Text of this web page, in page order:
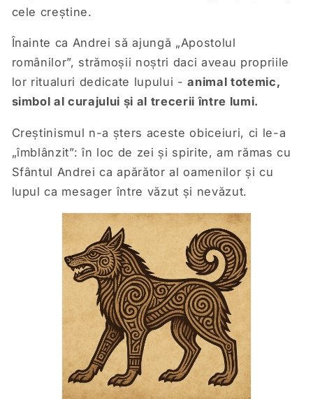
cele creștine.
Înainte ca Andrei să ajungă „Apostolul
românilor”, strămoșii noștri daci aveau propriile
lor ritualuri dedicate lupului -animal totemic,
simbol al curajului și al trecerii între lumi.
Creștinismul n-a șters aceste obiceiuri, ci le-a
„îmblânzit”: în loc de zei și spirite, am rămas cu
Sfântul Andrei ca apărător al oamenilor și cu
lupul ca mesager între văzut și nevăzut.